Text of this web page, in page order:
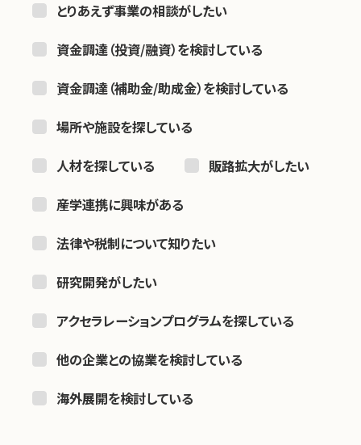
とりあえず事業の相談がしたい
資金調達（投資/融資）を検討している
資金調達（補助金/助成金）を検討している
場所や施設を探している
人材を探している
販路拡大がしたい
産学連携に興味がある
法律や税制について知りたい
研究開発がしたい
アクセラレーションプログラムを探している
他の企業との協業を検討している
海外展開を検討している